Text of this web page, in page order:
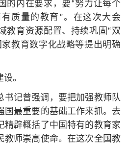
的内在要求，要“努力让每个
质量的教育”。在这次大会
教育资源配置、持续巩固“双
教育数字化战略等提出明确
。
书记曾强调，要把加强教师队
国最重要的基础工作来抓。去
精辟概括了中国特有的教育家
教师崇高使命。在这次全国教